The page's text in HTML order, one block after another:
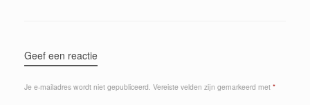
Geef een reactie
Je e-mailadres wordt niet gepubliceerd. Vereiste velden zijn gemarkeerd met *